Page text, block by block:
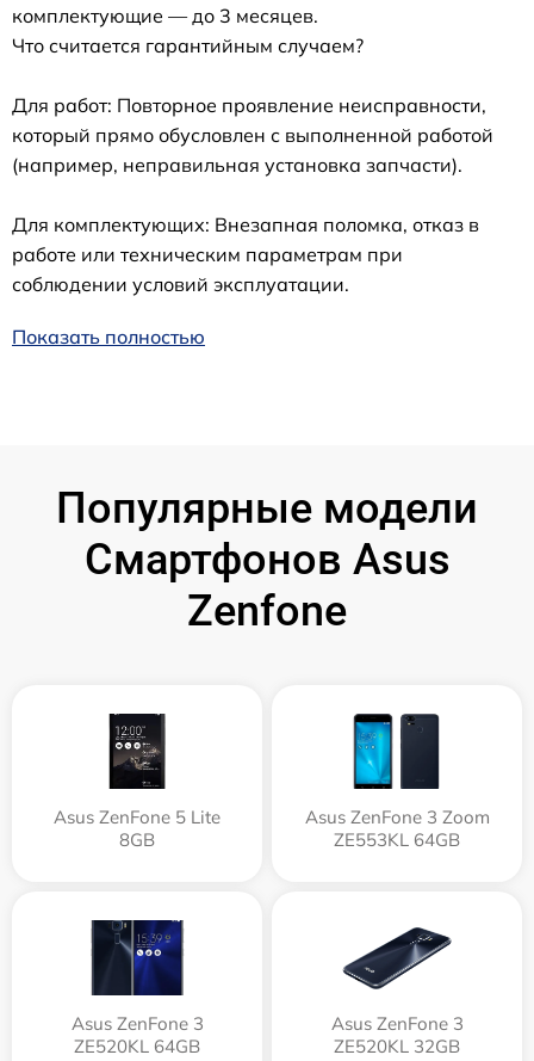
комплектующие — до 3 месяцев.
Что считается гарантийным случаем?
Для работ: Повторное проявление неисправности,
который прямо обусловлен с выполненной работой
(например, неправильная установка запчасти).
Для комплектующих: Внезапная поломка, отказ в
работе или техническим параметрам при
соблюдении условий эксплуатации.
Показать полностью
Популярные модели
Смартфонов Asus
Zenfone
Asus ZenFone 5 Lite
8GB
Asus ZenFone 3 Zoom
ZE553KL 64GB
Asus ZenFone 3
ZE520KL 64GB
Asus ZenFone 3
ZE520KL 32GB